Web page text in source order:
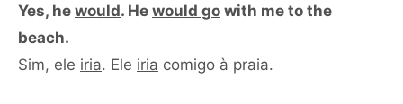
Yes, he would. He would go with me to the
beach.
Sim, ele iria. Ele iria comigo à praia.